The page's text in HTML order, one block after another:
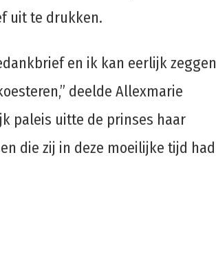
uit te drukken.
en ik kan eerlijk zeggen
deelde Allexmarie
paleis uitte de prinses haar
die zij in deze moeilijke tijd had